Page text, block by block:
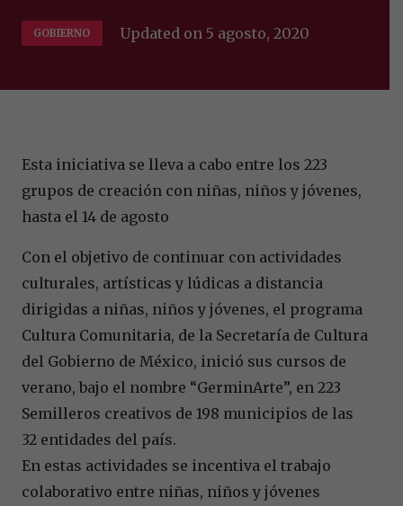
GOBIERNO Updated on 5 agosto, 2020
Esta iniciativa se lleva a cabo entre los 223
grupos de creación con niñas, niños y jóvenes,
hasta el 14 de agosto
Con el objetivo de continuar con actividades
culturales, artísticas y lúdicas a distancia
dirigidas a niñas, niños y jóvenes, el programa
Cultura Comunitaria, de la Secretaría de Cultura
del Gobierno de México, inició sus cursos de
verano, bajo el nombre “GerminArte”, en 223
Semilleros creativos de 198 municipios de las
32 entidades del país.
En estas actividades se incentiva el trabajo
colaborativo entre niñas, niños y jóvenes